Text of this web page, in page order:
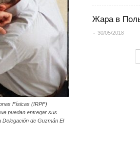
Físicas (IRPF)
puedan entregar sus
de Guzmán El
Жара в
- 30/05/2018